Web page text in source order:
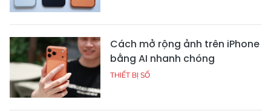
Cách mở rộng ảnh trên iPhone
bằng AI nhanh chóng
THIẾT BỊ SỐ